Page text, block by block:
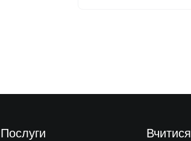
Послуги Вчитися